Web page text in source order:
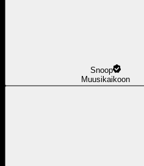
Snoop
Muusikaikoon